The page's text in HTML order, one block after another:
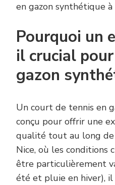
en gazon synthétique
Pourquoi un
il crucial
gazon
Un court de tennis en
conçu pour offrir une
qualité tout au long de
Nice, où les conditions
être particulièrement
été et pluie en hiver),